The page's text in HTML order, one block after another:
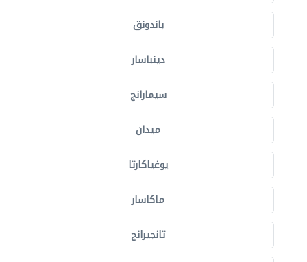
باندونق
دينباسار
سيمارانج
ميدان
يوغياكارتا
ماكاسار
تانجيرانج